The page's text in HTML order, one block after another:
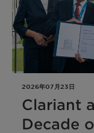
2026年07月23日
Clariant
Decade